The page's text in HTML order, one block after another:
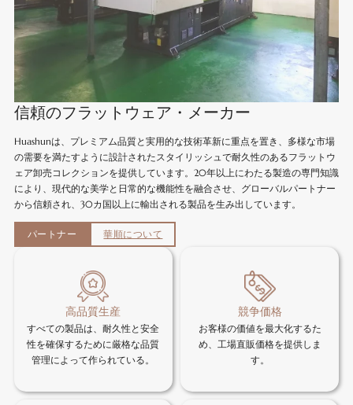
信頼のフラットウェア・メーカー
Huashunは、プレミアム品質と実用的な技術革新に重点を置き、多様な市場
の需要を満たすように設計されたスタイリッシュで耐久性のあるフラットウ
ェア卸売コレクションを提供しています。20年以上にわたる製造の専門知識
により、現代的な美学と日常的な機能性を融合させ、グローバルパートナー
から信頼され、30カ国以上に輸出される製品を生み出しています。
パートナー 華順について
高品質生産
すべての製品は、耐久性と安全
性を確保するために厳格な品質
管理によって作られている。
競争価格
お客様の価値を最大化するた
め、工場直販価格を提供しま
す。